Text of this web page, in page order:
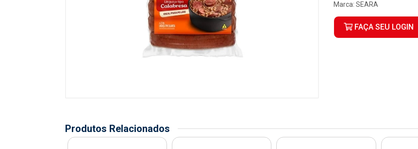
Marca: SEARA
FAÇA SEU LOGIN
Produtos Relacionados